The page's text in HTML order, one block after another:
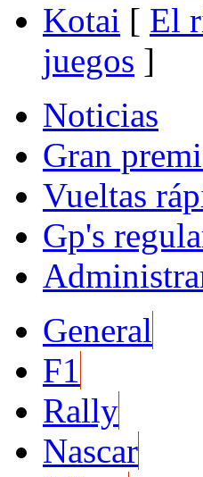
Kotai [ El
juegos ]
Noticias
Gran
Vueltas
Gp's
General
F1
Rally
Nascar